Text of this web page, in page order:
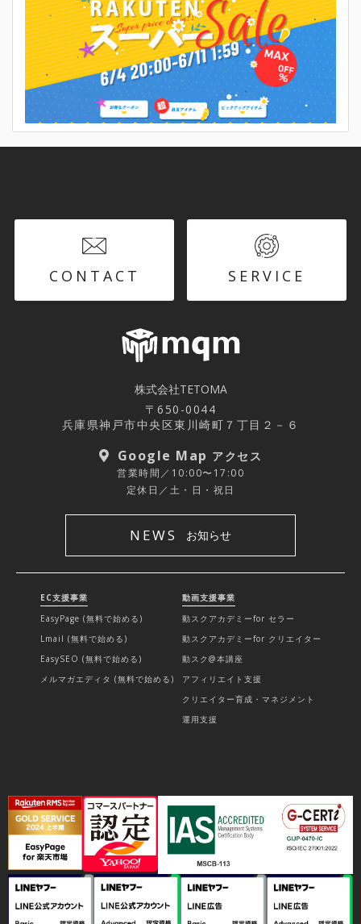
CONTACT SERVICE
株式会社TETOMA
〒650-0044
兵庫県神戸市中央区東川崎町７丁目２－６
Google Map アクセス
営業時間／10:00〜17:00
定休日／土・日・祝日
NEWS お知らせ
EC支援事業
EasyPage (無料で始める)
Lmail (無料で始める)
EasySEO (無料で始める)
メルマガエディタ (無料で始める)
動画支援事業
動スクアカデミーfor セラー
動スクアカデミーfor クリエイター
動スク@本講座
アフィリエイト支援
クリエイター育成・マネジメント
運用支援